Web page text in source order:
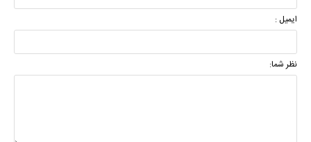
ایمیل :
نظر شما: